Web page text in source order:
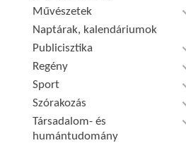
Művészetek
Naptárak, kalendáriumok
Publicisztika
Regény
Sport
Szórakozás
Társadalom- és
humántudomány